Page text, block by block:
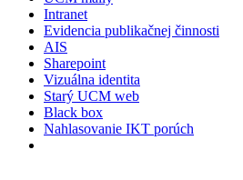
Intranet
Evidencia publikačnej činnosti
AIS
Sharepoint
Vizuálna identita
Starý UCM web
Black box
Nahlasovanie IKT porúch